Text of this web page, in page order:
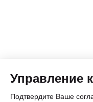
Управление
Подтвердите Ваше